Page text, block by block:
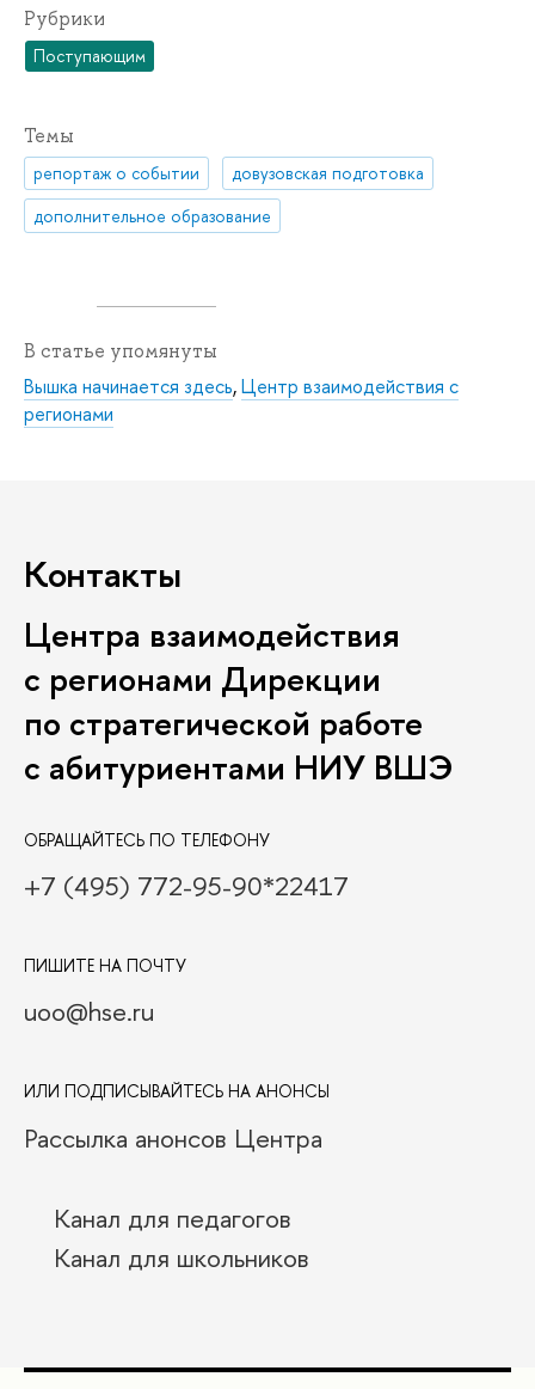
Рубрики
Поступающим
Темы
репортаж о событии
довузовская подготовка
дополнительное образование
В статье упомянуты
Вышка начинается здесь,Центр взаимодействия с
регионами
Контакты
Центра взаимодействия
с регионами Дирекции
по стратегической работе
с абитуриентами НИУ ВШЭ
ОБРАЩАЙТЕСЬ ПО ТЕЛЕФОНУ
+7 (495) 772-95-90*22417
ПИШИТЕ НА ПОЧТУ
uoo@hse.ru
ИЛИ ПОДПИСЫВАЙТЕСЬ НА АНОНСЫ
Рассылка анонсов Центра
Канал для педагогов
Канал для школьников